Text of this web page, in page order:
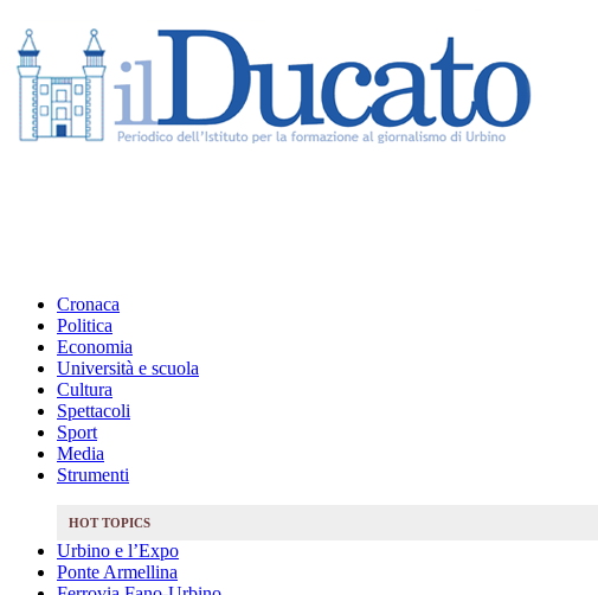
Cronaca
Politica
Economia
Università e scuola
Cultura
Spettacoli
Sport
Media
Strumenti
HOT TOPICS
Urbino e l’Expo
Ponte Armellina